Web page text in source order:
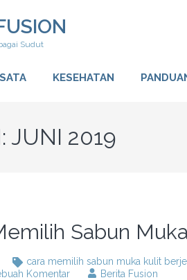
Sudut
KESEHATAN
JUNI 2019
Sabun
cara memilih sabun muka kulit
Komentarpada
Berita Fusion